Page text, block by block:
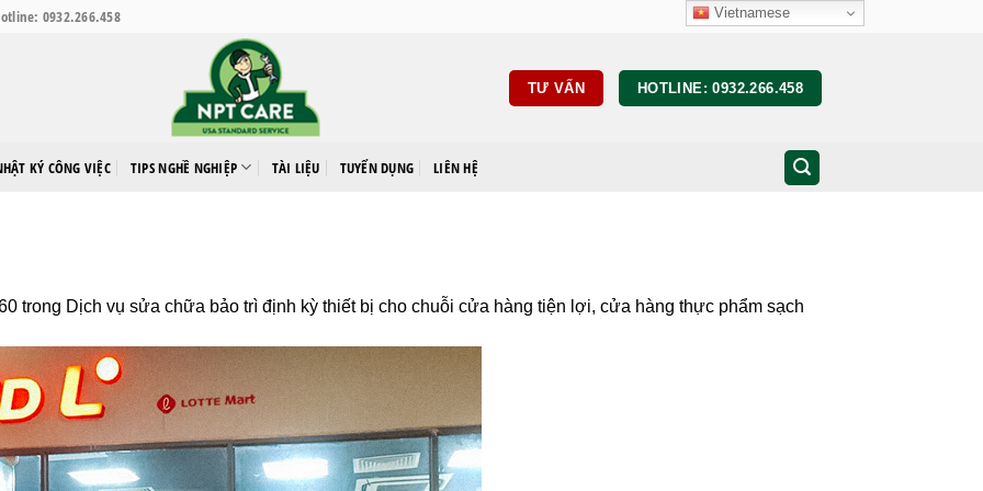
0932.266.458
TƯ VẤN HOTLINE: 0932.266.458
KÝ CÔNG VIỆC TIPS NGHỀ NGHIỆP TÀI LIỆU TUYỂN DỤNG LIÊN HỆ
trong Dịch vụ sửa chữa bảo trì định kỳ thiết bị cho chuỗi cửa hàng tiện lợi, cửa hàng thực phẩm sạch
Vietnamese